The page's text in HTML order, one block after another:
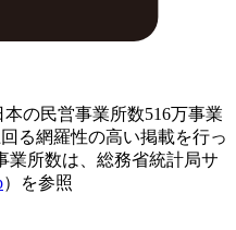
の民営事業所数516万事業
る網羅性の高い掲載を行っ
業所数は、総務省統計局サ
）を参照